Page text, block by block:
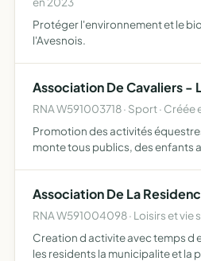
Protéger l'environnement et le
l'Avesnois.
Association De Cavaliers -
RNA W591003718 · Sport · Créée
Promotion des activités
monte tous publics, des enfants
Association De La
RNA W591004098 · Loisirs et vie
Creation d activite avec temps d
les residents la municipalite et la